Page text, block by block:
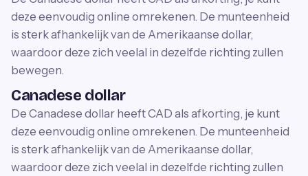
deze eenvoudig online omrekenen. De munteenheid
is sterk afhankelijk van de Amerikaanse dollar,
waardoor deze zich veelal in dezelfde richting zullen
bewegen.
Canadese dollar
De Canadese dollar heeft CAD als afkorting, je kunt
deze eenvoudig online omrekenen. De munteenheid
is sterk afhankelijk van de Amerikaanse dollar,
waardoor deze zich veelal in dezelfde richting zullen